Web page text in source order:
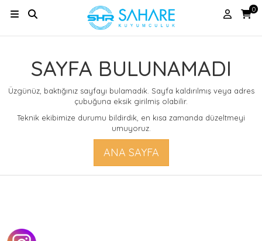
0
SAYFA BULUNAMADI
Üzgünüz, baktığınız sayfayı bulamadık. Sayfa kaldırılmış veya adres
çubuğuna eksik girilmiş olabilir.
Teknik ekibimize durumu bildirdik, en kısa zamanda düzeltmeyi
umuyoruz.
ANA SAYFA